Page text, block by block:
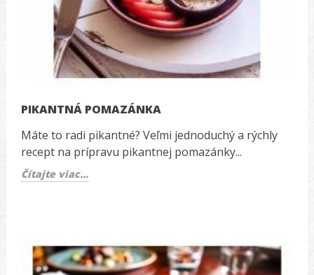
PIKANTNÁ POMAZÁNKA
Máte to radi pikantné? Veľmi jednoduchý a rýchly
recept na prípravu pikantnej pomazánky...
Čítajte viac...